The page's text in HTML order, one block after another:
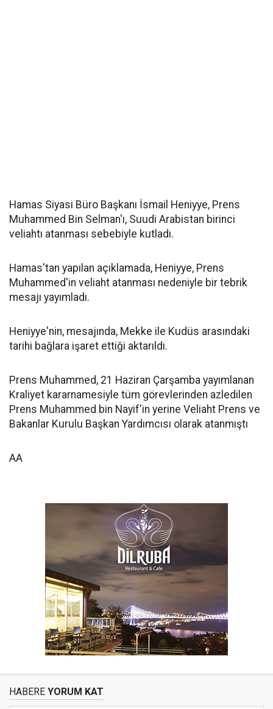
Hamas Siyasi Büro Başkanı İsmail Heniyye, Prens
Muhammed Bin Selman'ı, Suudi Arabistan birinci
veliahtı atanması sebebiyle kutladı.
Hamas'tan yapılan açıklamada, Heniyye, Prens
Muhammed'in veliaht atanması nedeniyle bir tebrik
mesajı yayımladı.
Heniyye'nin, mesajında, Mekke ile Kudüs arasındaki
tarihi bağlara işaret ettiği aktarıldı.
Prens Muhammed, 21 Haziran Çarşamba yayımlanan
Kraliyet kararnamesiyle tüm görevlerinden azledilen
Prens Muhammed bin Nayif'in yerine Veliaht Prens ve
Bakanlar Kurulu Başkan Yardımcısı olarak atanmıştı
AA
HABERE YORUM KAT